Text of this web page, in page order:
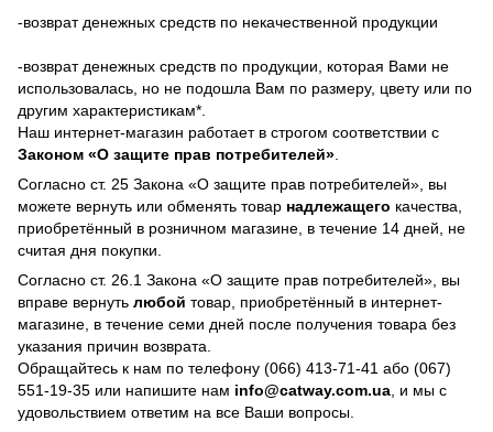
-возврат денежных средств по некачественной продукции
-возврат денежных средств по продукции, которая Вами не
использовалась, но не подошла Вам по размеру, цвету или по
другим характеристикам*.
Наш интернет-магазин работает в строгом соответствии с
Законом «О защите прав потребителей»
Согласно ст. 25 Закона «О защите прав потребителей», вы
можете вернуть или обменять товар надлежащего качества,
приобретённый в розничном магазине, в течение 14 дней, не
считая дня покупки.
Согласно ст. 26.1 Закона «О защите прав потребителей», вы
вправе вернуть любой товар, приобретённый в интернет-
магазине, в течение семи дней после получения товара без
указания причин возврата.
Обращайтесь к нам по телефону (066) 413-71-41 або (067)
551-19-35 или напишите нам info@catway.com.ua , и мы с
удовольствием ответим на все Ваши вопросы.